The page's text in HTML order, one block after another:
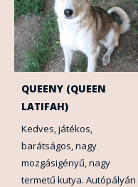
QUEENY (QUEEN
LATIFAH)
Kedves, játékos,
barátságos, nagy
mozgásigényű, nagy
termetű kutya. Autópályán